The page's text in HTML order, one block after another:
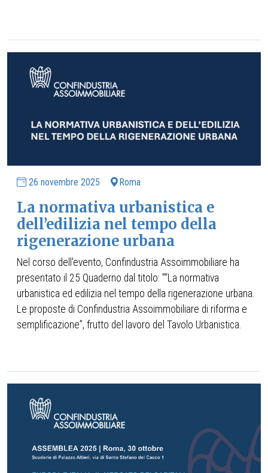
26 novembre 2025 Roma
La normativa urbanistica e
dell’edilizia nel tempo della
rigenerazione urbana
Nel corso dell'evento, Confindustria Assoimmobiliare ha
presentato il 25 Quaderno dal titolo: "“La normativa
urbanistica ed edilizia nel tempo della rigenerazione urbana.
Le proposte di Confindustria Assoimmobiliare di riforma e
semplificazione”, frutto del lavoro del Tavolo Urbanistica.